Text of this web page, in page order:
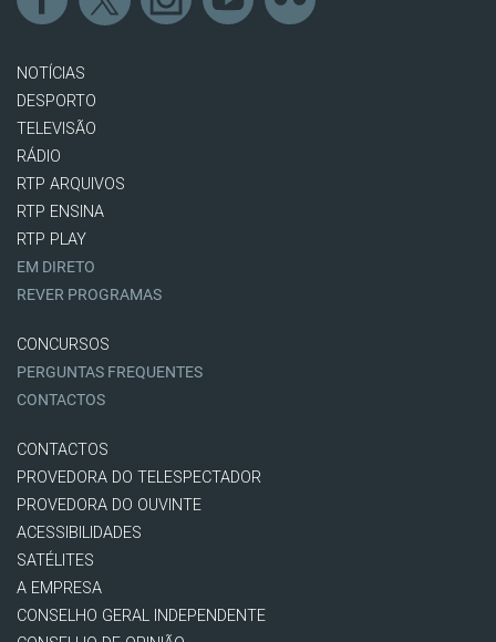
NOTÍCIAS
DESPORTO
TELEVISÃO
RÁDIO
RTP ARQUIVOS
RTP ENSINA
RTP PLAY
EM DIRETO
REVER PROGRAMAS
CONCURSOS
PERGUNTAS FREQUENTES
CONTACTOS
CONTACTOS
PROVEDORA DO TELESPECTADOR
PROVEDORA DO OUVINTE
ACESSIBILIDADES
SATÉLITES
A EMPRESA
CONSELHO GERAL INDEPENDENTE